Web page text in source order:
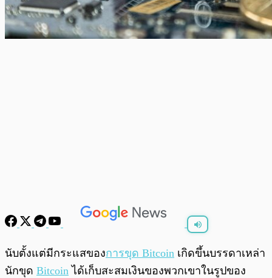
พร้อมเล่น
นับตั้งแต่มีกระแสของการขุด Bitcoin เกิดขึ้นบรรดาเหล่า
นักขุด Bitcoin ได้เก็บสะสมเงินของพวกเขาในรูปของ